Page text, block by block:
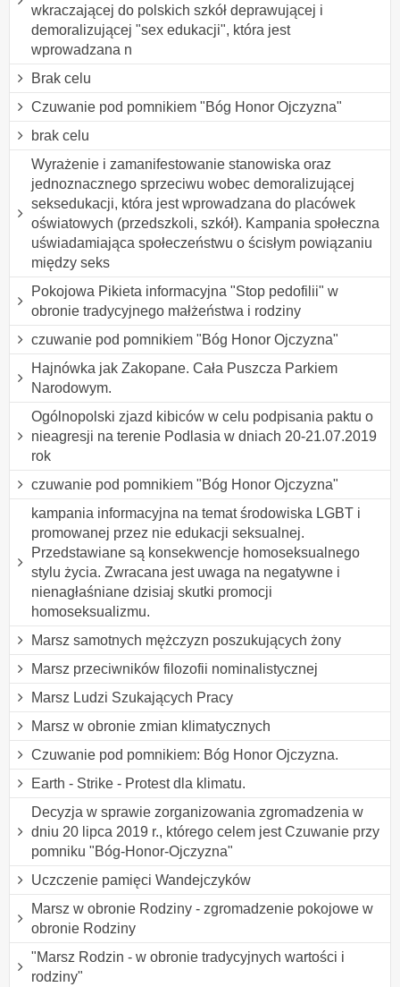
wkraczającej do polskich szkół deprawującej i
demoralizującej "sex edukacji", która jest
wprowadzana n
Brak celu
Czuwanie pod pomnikiem "Bóg Honor Ojczyzna"
brak celu
Wyrażenie i zamanifestowanie stanowiska oraz
jednoznacznego sprzeciwu wobec demoralizującej
seksedukacji, która jest wprowadzana do placówek
oświatowych (przedszkoli, szkół). Kampania społeczna
uświadamiająca społeczeństwu o ścisłym powiązaniu
między seks
Pokojowa Pikieta informacyjna "Stop pedofilii" w
obronie tradycyjnego małżeństwa i rodziny
czuwanie pod pomnikiem "Bóg Honor Ojczyzna"
Hajnówka jak Zakopane. Cała Puszcza Parkiem
Narodowym.
Ogólnopolski zjazd kibiców w celu podpisania paktu o
nieagresji na terenie Podlasia w dniach 20-21.07.2019
rok
czuwanie pod pomnikiem "Bóg Honor Ojczyzna"
kampania informacyjna na temat środowiska LGBT i
promowanej przez nie edukacji seksualnej.
Przedstawiane są konsekwencje homoseksualnego
stylu życia. Zwracana jest uwaga na negatywne i
nienagłaśniane dzisiaj skutki promocji
homoseksualizmu.
Marsz samotnych mężczyzn poszukujących żony
Marsz przeciwników filozofii nominalistycznej
Marsz Ludzi Szukających Pracy
Marsz w obronie zmian klimatycznych
Czuwanie pod pomnikiem: Bóg Honor Ojczyzna.
Earth - Strike - Protest dla klimatu.
Decyzja w sprawie zorganizowania zgromadzenia w
dniu 20 lipca 2019 r., którego celem jest Czuwanie przy
pomniku "Bóg-Honor-Ojczyzna"
Uczczenie pamięci Wandejczyków
Marsz w obronie Rodziny - zgromadzenie pokojowe w
obronie Rodziny
"Marsz Rodzin - w obronie tradycyjnych wartości i
rodziny"